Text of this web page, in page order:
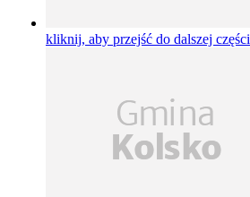
kliknij, aby przejść do dalszej